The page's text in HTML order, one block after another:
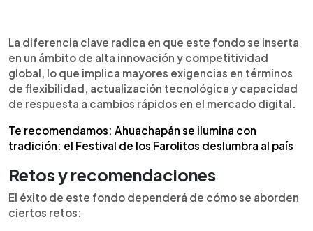
La diferencia clave radica en que este fondo se inserta
en un ámbito de alta innovación y competitividad
global, lo que implica mayores exigencias en términos
de flexibilidad, actualización tecnológica y capacidad
de respuesta a cambios rápidos en el mercado digital.
Te recomendamos: Ahuachapán se ilumina con
tradición: el Festival de los Farolitos deslumbra al país
Retos y recomendaciones
El éxito de este fondo dependerá de cómo se aborden
ciertos retos: